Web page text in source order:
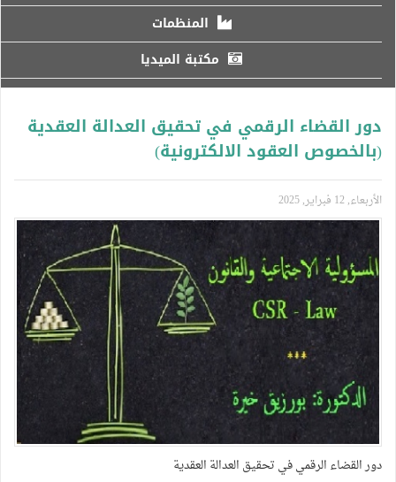
المنظمات
مكتبة الميديا
دور القضاء الرقمي في تحقيق العدالة العقدية
(بالخصوص العقود الالكترونية)
الأربعاء, 12 فبراير, 2025
دور القضاء الرقمي في تحقيق العدالة العقدية